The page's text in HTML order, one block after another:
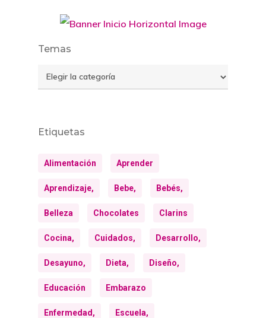
Temas
Temas
Etiquetas
Alimentación Aprender
Aprendizaje, Bebe, Bebés,
Belleza Chocolates Clarins
Cocina, Cuidados, Desarrollo,
Desayuno, Dieta, Diseño,
Educación Embarazo
Enfermedad, Escuela,